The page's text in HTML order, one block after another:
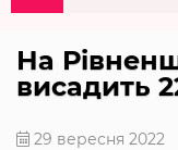
На
висадить
29 вересня 2022